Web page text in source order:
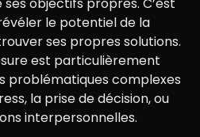
le potentiel de la
ses propres solutions.
est particulièrement
problématiques complexes
la prise de décision, ou
interpersonnelles.